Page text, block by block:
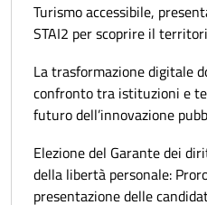
Turismo accessibile,
STAI2 per scoprire il
La trasformazione digitale
confronto tra istituzioni e
futuro dell’innovazione
Elezione del Garante dei
della libertà personale:
presentazione delle